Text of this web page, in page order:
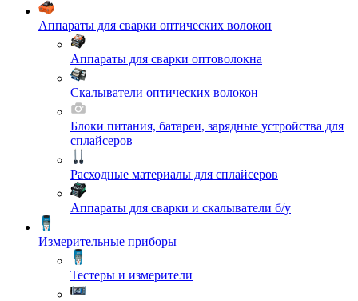
Аппараты для сварки оптических волокон
Аппараты для сварки оптоволокна
Скалыватели оптических волокон
Блоки питания, батареи, зарядные устройства для
сплайсеров
Расходные материалы для сплайсеров
Аппараты для сварки и скалыватели б/у
Измерительные приборы
Тестеры и измерители